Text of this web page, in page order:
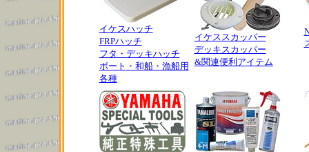
イケスハッチ
FRPハッチ
フタ・デッキハッチ
ボート・和船・漁船用
各種
イケススカッパー
デッキスカッパー
&関連便利アイテム